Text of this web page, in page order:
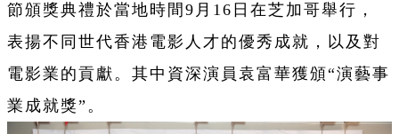
節頒獎典禮於當地時間9 月16日 在芝加哥舉行，
表揚不同世代香港電影人才的優秀成就，以及對
電影業的貢獻。其中 資深演員袁富華獲頒“演藝事
業成就獎”。